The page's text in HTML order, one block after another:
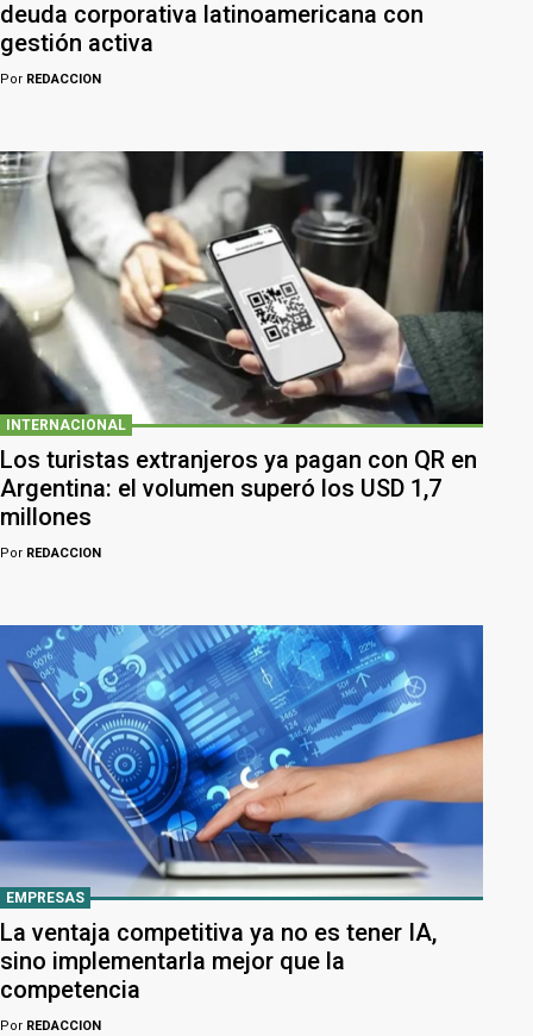
deuda corporativa latinoamericana con
gestión activa
Por REDACCION
INTERNACIONAL
Los turistas extranjeros ya pagan con QR en
Argentina: el volumen superó los USD 1,7
millones
Por REDACCION
EMPRESAS
La ventaja competitiva ya no es tener IA,
sino implementarla mejor que la
competencia
Por REDACCION